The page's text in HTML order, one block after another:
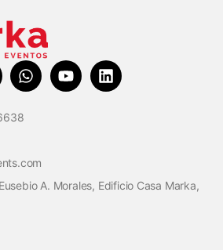
A. Morales, Edificio Casa Marka,